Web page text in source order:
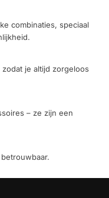
combinaties, speciaal
je altijd zorgeloos
– ze zijn een